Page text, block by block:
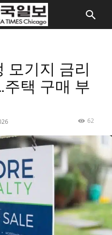
모기지 금리
택 구매 부
62